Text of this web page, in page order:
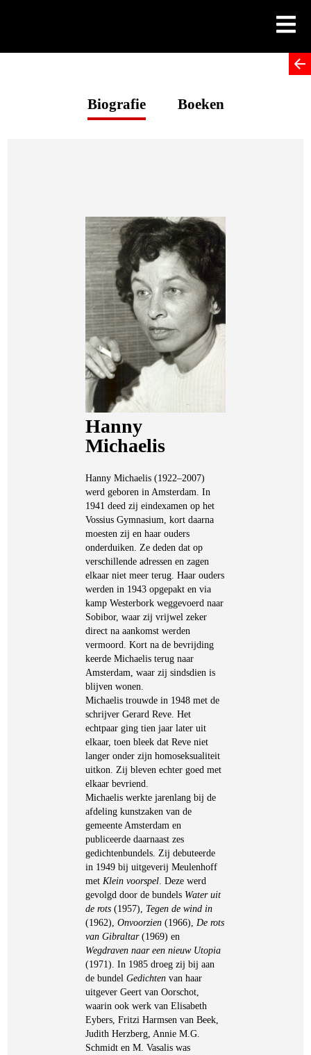
Biografie Boeken
Hanny
Michaelis
Hanny Michaelis (1922–2007)
werd geboren in Amsterdam. In
1941 deed zij eindexamen op het
Vossius Gymnasium, kort daarna
moesten zij en haar ouders
onderduiken. Ze deden dat op
verschillende adressen en zagen
elkaar niet meer terug. Haar ouders
werden in 1943 opgepakt en via
kamp Westerbork weggevoerd naar
Sobibor, waar zij vrijwel zeker
direct na aankomst werden
vermoord. Kort na de bevrijding
keerde Michaelis terug naar
Amsterdam, waar zij sindsdien is
blijven wonen.
Michaelis trouwde in 1948 met de
schrijver Gerard Reve. Het
echtpaar ging tien jaar later uit
elkaar, toen bleek dat Reve niet
langer onder zijn homoseksualiteit
uitkon. Zij bleven echter goed met
elkaar bevriend.
Michaelis werkte jarenlang bij de
afdeling kunstzaken van de
gemeente Amsterdam en
publiceerde daarnaast zes
gedichtenbundels. Zij debuteerde
in 1949 bij uitgeverij Meulenhoff
met Klein voorspel . Deze werd
gevolgd door de bundels Water uit
de rots (1957), Tegen de wind in
(1962),Onvoorzien (1966), De rots
van Gibraltar(1969) en
Wegdraven naar een nieuw Utopia
(1971). In 1985 droeg zij bij aan
de bundelGedichten van haar
uitgever Geert van Oorschot,
waarin ook werk van Elisabeth
Eybers, Fritzi Harmsen van Beek,
Judith Herzberg, Annie M.G.
Schmidt en M. Vasalis was